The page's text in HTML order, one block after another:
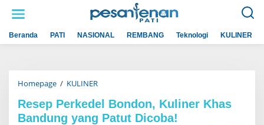
Beranda PATI NASIONAL REMBANG Teknologi KULINER
Homepage / KULINER
s
e
Resep Perkedel Bondon, Kuliner Khas
Bandung yang Patut Dicoba!